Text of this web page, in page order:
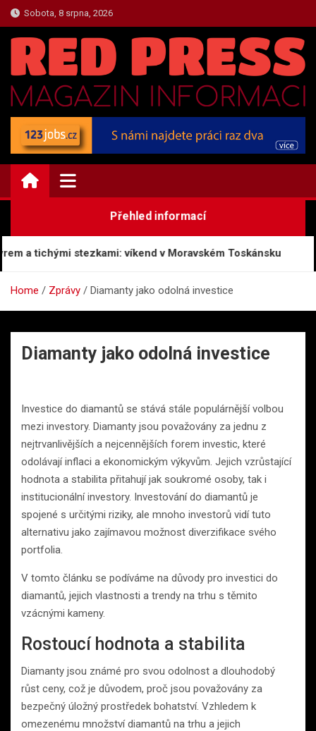
Skip
to
content
Sobota, 8 srpna, 2026
ZPRAVY.REDPRESS.CZ
Zprávy a Novinky
Přehled informací
a tichými stezkami: víkend v Moravském Toskánsku
Home Zprávy Diamanty jako odolná investice
Diamanty jako odolná investice
Investice do diamantů se stává stále populárnější volbou
mezi investory. Diamanty jsou považovány za jednu z
nejtrvanlivějších a nejcennějších forem investic, které
odolávají inflaci a ekonomickým výkyvům. Jejich vzrůstající
hodnota a stabilita přitahují jak soukromé osoby, tak i
institucionální investory. Investování do diamantů je
spojené s určitými riziky, ale mnoho investorů vidí tuto
alternativu jako zajímavou možnost diverzifikace svého
portfolia.
V tomto článku se podíváme na důvody pro investici do
diamantů, jejich vlastnosti a trendy na trhu s těmito
vzácnými kameny.
Rostoucí hodnota a stabilita
Diamanty jsou známé pro svou odolnost a dlouhodobý
růst ceny, což je důvodem, proč jsou považovány za
bezpečný úložný prostředek bohatství. Vzhledem k
omezenému množství diamantů na trhu a jejich